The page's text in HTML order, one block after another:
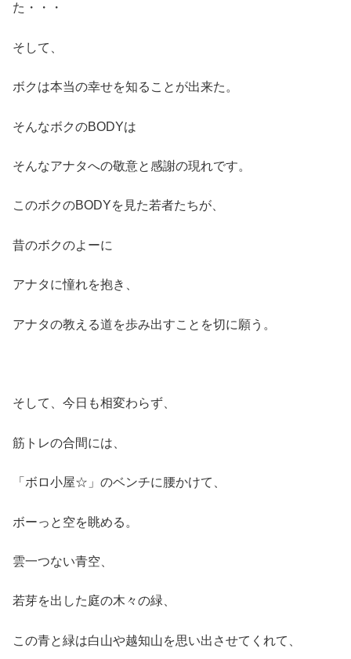
た・・・
そして、
ボクは本当の幸せを知ることが出来た。
そんなボクのBODYは
そんなアナタへの敬意と感謝の現れです。
このボクのBODYを見た若者たちが、
昔のボクのよーに
アナタに憧れを抱き、
アナタの教える道を歩み出すことを切に願う。
そして、今日も相変わらず、
筋トレの合間には、
「ボロ小屋☆」のベンチに腰かけて、
ボーっと空を眺める。
雲一つない青空、
若芽を出した庭の木々の緑、
この青と緑は白山や越知山を思い出させてくれて、